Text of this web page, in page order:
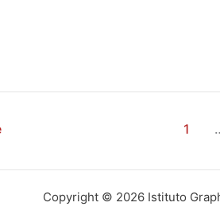
1
Copyright © 2026 Istituto